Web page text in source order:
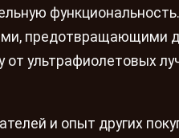
предотвращающими
ультрафиолетовых
и опыт других